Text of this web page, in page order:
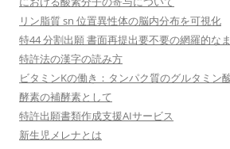
リン脂質 sn 位置異性体の脳内分布を可視化
特44 分割出願 書面再提出要不要の網羅的な
特許法の漢字の読み方
ビタミンKの働き：タンパク質のグルタミン
酵素の補酵素として
特許出願書類作成支援AIサービス
新生児メレナとは